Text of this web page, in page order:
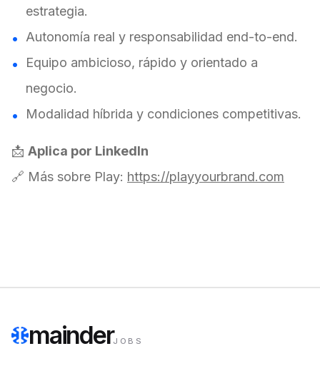
estrategia.
Autonomía real y responsabilidad end-to-end.
Equipo ambicioso, rápido y orientado a
negocio.
Modalidad híbrida y condiciones competitivas.
📩 Aplica por LinkedIn
🔗 Más sobre Play: https://playyourbrand.com
mainderJOBS